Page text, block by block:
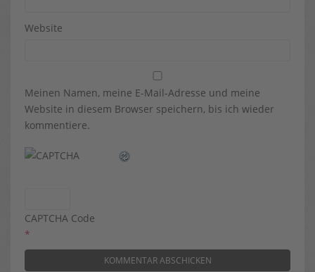
Website
Meinen Namen, meine E-Mail-Adresse und meine
Website in diesem Browser speichern, bis ich wieder
kommentiere.
CAPTCHA Code
*